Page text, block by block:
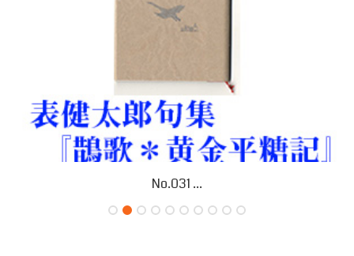
No.031 ...